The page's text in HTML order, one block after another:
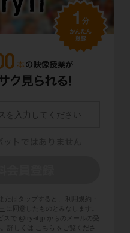
たはタップすると、
利用規約・
に同意したものとみなします。
スで @try-it.jp からのメールの受
詳しくは
こちら
をご覧くださ